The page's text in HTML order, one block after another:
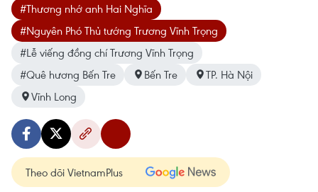
#Thương nhớ anh Hai Nghĩa
#Nguyên Phó Thủ tướng Trương Vĩnh Trọng
#Lễ viếng đồng chí Trương Vĩnh Trọng
#Quê hương Bến Tre
Bến Tre
TP. Hà Nội
Vĩnh Long
Theo dõi VietnamPlus